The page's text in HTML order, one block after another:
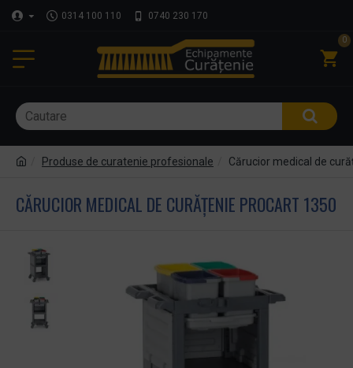
0314 100 110 0740 230 170
0
Produse de curatenie profesionale Cărucior medical de
CĂRUCIOR MEDICAL DE CURĂȚENIE PROCART 1350